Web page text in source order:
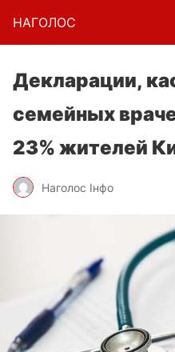
НАГОЛОC
Декларации,
семейных
23% жителей
Наголос Інфо